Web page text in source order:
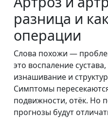
разница и
операции
Слова похожи —
это воспаление
изнашивание и
Симптомы
подвижности, отёк. Но
прогнозы будут